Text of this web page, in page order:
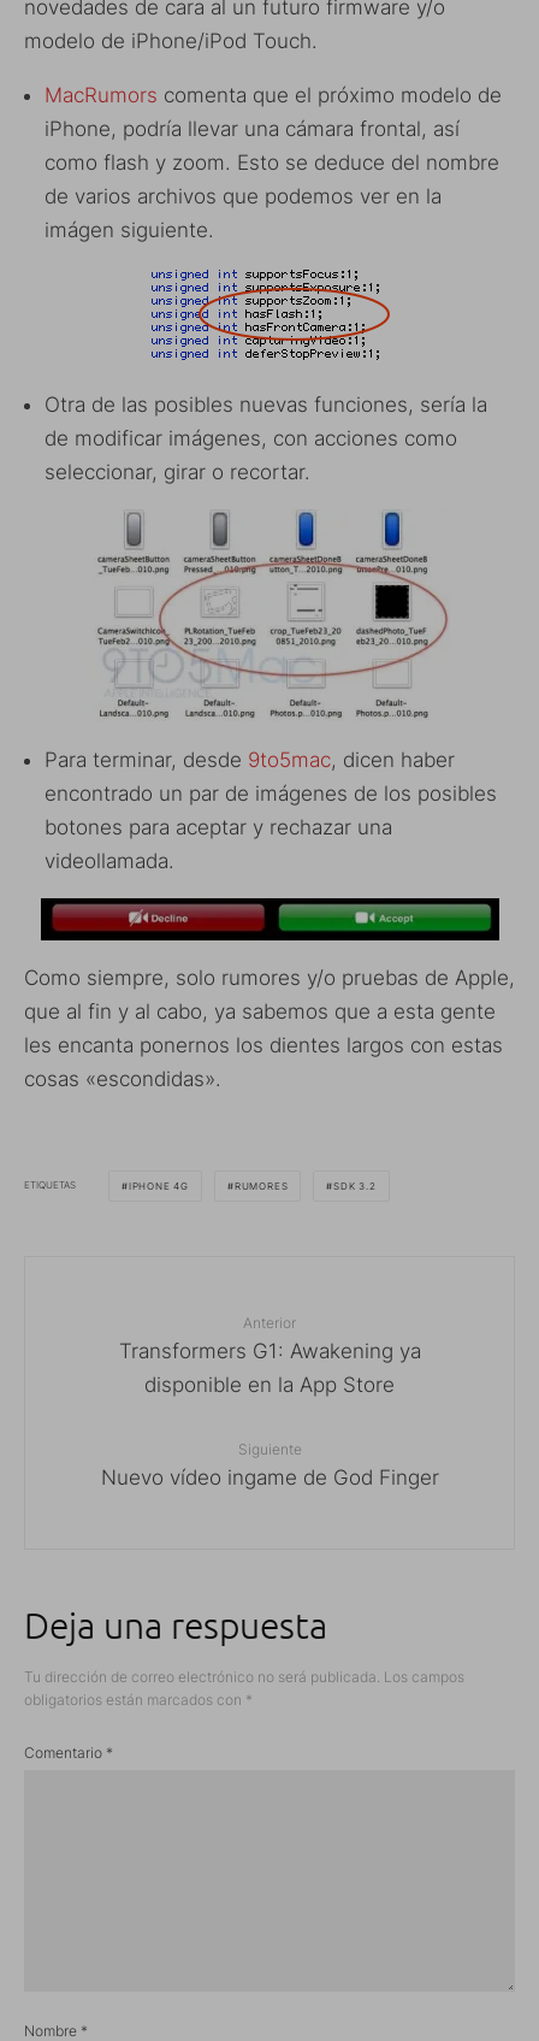
novedades de cara al un futuro firmware y/o
modelo de iPhone/iPod Touch.
MacRumors comenta que el próximo modelo de
iPhone, podría llevar una cámara frontal, así
como flash y zoom. Esto se deduce del nombre
de varios archivos que podemos ver en la
imágen siguiente.
Otra de las posibles nuevas funciones, sería la
de modificar imágenes, con acciones como
seleccionar, girar o recortar.
Para terminar, desde 9to5mac, dicen haber
encontrado un par de imágenes de los posibles
botones para aceptar y rechazar una
videollamada.
Como siempre, solo rumores y/o pruebas de Apple,
que al fin y al cabo, ya sabemos que a esta gente
les encanta ponernos los dientes largos con estas
cosas «escondidas».
ETIQUETAS IPHONE 4G RUMORES SDK 3.2
Anterior
Transformers G1: Awakening ya
disponible en la App Store
Siguiente
Nuevo vídeo ingame de God Finger
Deja una respuesta
Tu dirección de correo electrónico no será publicada. Los campos
obligatorios están marcados con *
Comentario *
Nombre *